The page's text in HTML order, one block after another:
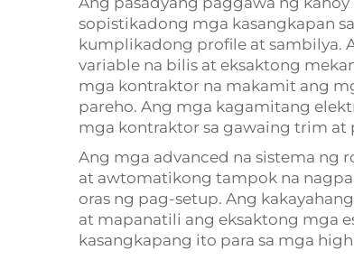
sopistikadong mga kasangkapan
kumplikadong profile at sambilya.
variable na bilis at eksaktong
mga kontraktor na makamit ang
pareho. Ang mga kagamitang
mga kontraktor sa gawaing trim at
Ang mga advanced na sistema ng
at awtomatikong tampok na
oras ng pag-setup. Ang
at mapanatili ang eksaktong mga
kasangkapang ito para sa mga